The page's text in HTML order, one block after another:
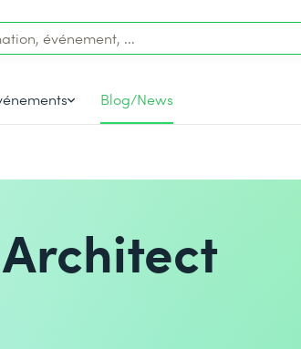
Blog/News